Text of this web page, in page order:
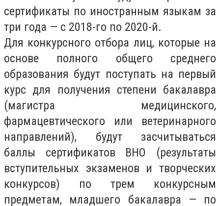
сертификаты по иностранным языкам за
три года — с 2018-го по 2020-й.
Для конкурсного отбора лиц, которые на
основе полного общего среднего
образования будут поступать на первый
курс для получения степени бакалавра
(магистра медицинского,
фармацевтического или ветеринарного
направлений), будут засчитываться
баллы сертификатов ВНО (результаты
вступительных экзаменов и творческих
конкурсов) по трем конкурсным
предметам, младшего бакалавра — по